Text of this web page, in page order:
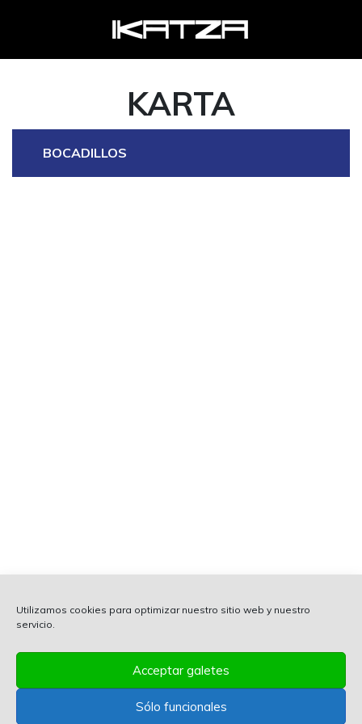
Utilizamos cookies para optimizar nuestro sitio web y nuestro
servicio.
Acceptar galetes
Sólo funcionales
KARTA
BOCADILLOS